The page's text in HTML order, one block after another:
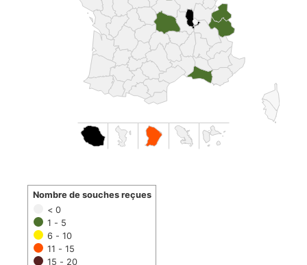
< 0
1 - 5
6 - 10
11 - 15
15 - 20
Nombre de souches reçues